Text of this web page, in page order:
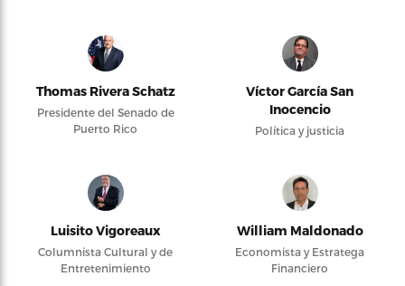
Thomas Rivera Schatz
Presidente del Senado de
Puerto Rico
Víctor García San
Inocencio
Política y justicia
Luisito Vigoreaux
Columnista Cultural y de
Entretenimiento
William Maldonado
Economista y Estratega
Financiero